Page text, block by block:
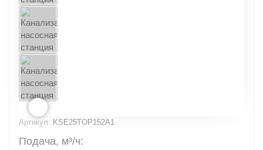
Артикул: KSE25TOP152A1
Подача, м³/ч: